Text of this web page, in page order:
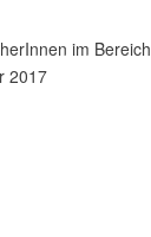
im Bereich
2017